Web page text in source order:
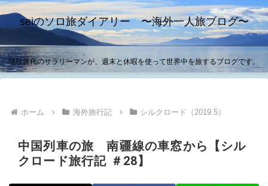
seiのソロ旅ダイアリー 〜海外一人旅ブログ〜
現役世代のサラリーマンが、週末と休暇を使って世界中を旅するブログです。
ホーム 海外旅行記 シルクロード（2019.5）
中国列車の旅 南疆線の車窓から【シル
クロード旅行記 ＃28】